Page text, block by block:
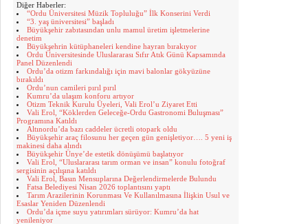
Diğer Haberler:
“Ordu Üniversitesi Müzik Topluluğu” İlk Konserini Verdi
“3. yaş üniversitesi” başladı
Büyükşehir zabıtasından unlu mamul üretim işletmelerine
denetim
Büyükşehrin kütüphaneleri kendine hayran bırakıyor
Ordu Üniversitesinde Uluslararası Sıfır Atık Günü Kapsamında
Panel Düzenlendi
Ordu’da otizm farkındalığı için mavi balonlar gökyüzüne
bırakıldı
Ordu’nun camileri pırıl pırıl
Kumru’da ulaşım konforu artıyor
Otizm Teknik Kurulu Üyeleri, Vali Erol’u Ziyaret Etti
Vali Erol, “Köklerden Geleceğe-Ordu Gastronomi Buluşması”
Programına Katıldı
Altınordu’da bazı caddeler ücretli otopark oldu
Büyükşehir araç filosunu her geçen gün genişletiyor…. 5 yeni iş
makinesi daha alındı
Büyükşehir Ünye’de estetik dönüşümü başlatıyor
Vali Erol, “Uluslararası tarım orman ve insan” konulu fotoğraf
sergisinin açılışına katıldı
Vali Erol, Basın Mensuplarına Değerlendirmelerde Bulundu
Fatsa Belediyesi Nisan 2026 toplantısını yaptı
Tarım Arazilerinin Korunması Ve Kullanılmasına İlişkin Usul ve
Esaslar Yeniden Düzenlendi
Ordu’da içme suyu yatırımları sürüyor: Kumru’da hat
yenileniyor